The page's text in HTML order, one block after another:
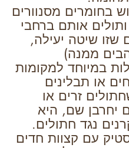
בחומרים מסנוורים
אותם ברחבי
שזו שיטה יעילה,
ממנה)
במיוחד למקומות
או תבלינים
זרים או
יחרבן שם, היא
נגד חתולים.
עם קצוות חדים